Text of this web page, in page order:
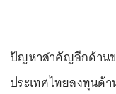
ปัญหาสำคัญอีกด้าน
ประเทศไทยลงทุนด้